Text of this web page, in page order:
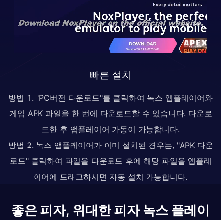
빠른 설치
방법 1. "PC버전 다운로드"를 클릭하여 녹스 앱플레이어와
게임 APK 파일을 한 번에 다운로드할 수 있습니다. 다운로
드한 후 앱플레이어 가동이 가능합니다.
방법 2. 녹스 앱플레이어가 이미 설치된 경우는, "APK 다운
로드" 클릭하여 파일을 다운로드 후에 해당 파일을 앱플레
이어에 드래그하시면 자동 설치 가능합니다.
좋은 피자, 위대한 피자 녹스 플레이